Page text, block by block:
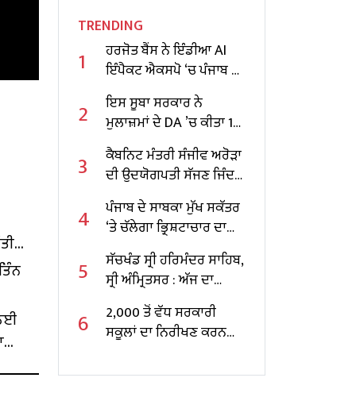
TRENDING
1
ਹਰਜੋਤ ਬੈਂਸ ਨੇ ਇੰਡੀਆ AI
ਇੰਪੈਕਟ ਐਕਸਪੋ ‘ਚ ਪੰਜਾਬ ਦੇ
ਸਕੂਲਾਂ ਲਈ AI ਆਧਾਰਤ
ਸੰਭਾਵਨਾਵਾਂ ਨੂੰ ਤਲਾਸ਼ਿਆ
2
ਇਸ ਸੂਬਾ ਸਰਕਾਰ ਨੇ
ਮੁਲਾਜ਼ਮਾਂ ਦੇ DA ’ਚ ਕੀਤਾ 10
ਫੀਸਦੀ ਵਾਧਾ
3
ਕੈਬਨਿਟ ਮੰਤਰੀ ਸੰਜੀਵ ਅਰੋੜਾ
ਦੀ ਉਦਯੋਗਪਤੀ ਸੱਜਣ ਜਿੰਦਲ
ਨਾਲ ਮੁਲਾਕਾਤ; ਇਸਪਾਤ
ਖੇਤਰ ‘ਚ ₹1,500 ਕਰੋੜ ਨਿਵੇਸ਼
ਦਾ ਐਲਾਨ
4
ਪੰਜਾਬ ਦੇ ਸਾਬਕਾ ਮੁੱਖ ਸਕੱਤਰ
‘ਤੇ ਚੱਲੇਗਾ ਭ੍ਰਿਸ਼ਟਾਚਾਰ ਦਾ
ਕੇਸ, ਕੇਂਦਰ ਸਰਕਾਰ ਨੇ ਦਿੱਤੀ
ਪ੍ਰਵਾਨਗੀ
5
ਸੱਚਖੰਡ ਸ੍ਰੀ ਹਰਿਮੰਦਰ ਸਾਹਿਬ,
ਸ੍ਰੀ ਅੰਮ੍ਰਿਤਸਰ : ਅੱਜ ਦਾ
ਹੁਕਮਨਾਮਾ
6
2,000 ਤੋਂ ਵੱਧ ਸਰਕਾਰੀ
ਸਕੂਲਾਂ ਦਾ ਨਿਰੀਖਣ ਕਰਨ
ਸਿੱਖਿਆ ਮੰਤਰੀ ਬਣੇ ਹਰਜੋਤ